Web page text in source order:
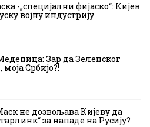
-„специјални фијаско“: Кијев
војну индустрију
Зар да Зеленског
Србијо?!
не дозвољава Кијеву да
за нападе на Русију?